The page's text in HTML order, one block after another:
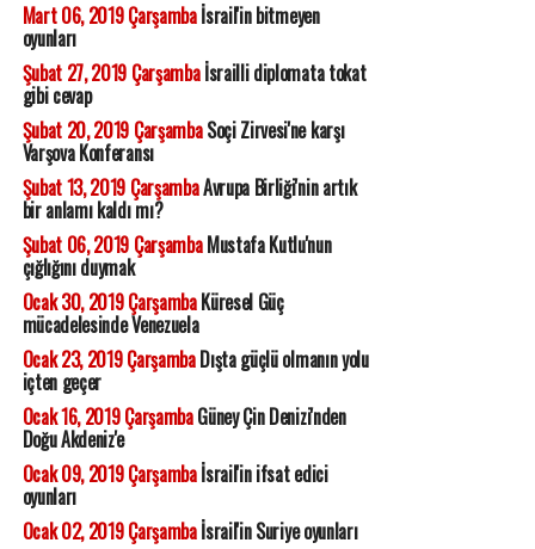
Mart 06, 2019 Çarşambaİsrail'in bitmeyen
oyunları
Şubat 27, 2019 Çarşambaİsrailli diplomata tokat
gibi cevap
Şubat 20, 2019 ÇarşambaSoçi Zirvesi'ne karşı
Varşova Konferansı
Şubat 13, 2019 ÇarşambaAvrupa Birliği'nin artık
bir anlamı kaldı mı?
Şubat 06, 2019 ÇarşambaMustafa Kutlu'nun
çığlığını duymak
Ocak 30, 2019 ÇarşambaKüresel Güç
mücadelesinde Venezuela
Ocak 23, 2019 ÇarşambaDışta güçlü olmanın yolu
içten geçer
Ocak 16, 2019 ÇarşambaGüney Çin Denizi'nden
Doğu Akdeniz'e
Ocak 09, 2019 Çarşambaİsrail'in ifsat edici
oyunları
Ocak 02, 2019 Çarşambaİsrail'in Suriye oyunları